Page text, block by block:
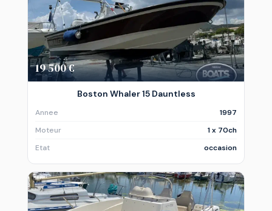
19 500 €
Boston Whaler 15 Dauntless
Annee
1997
Moteur
1 x 70ch
Etat
occasion